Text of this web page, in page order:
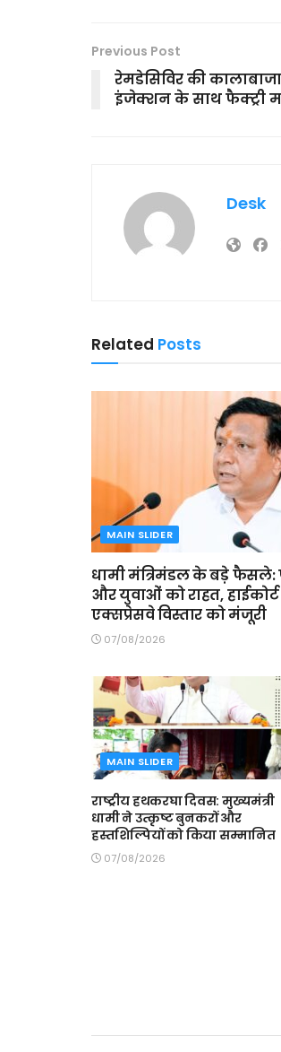
Previous Post
रेमडेसिविर की
इंजेक्शन के साथ फैक्ट्री
Desk
Related Posts
MAIN SLIDER
धामी मंत्रिमंडल के बड़े फैसले:
और युवाओं को राहत,
एक्सप्रेसवे विस्तार को मंजूरी
07/08/2026
MAIN SLIDER
राष्ट्रीय हथकरघा दिवस: मुख्यमंत्री
धामी ने उत्कृष्ट बुनकरों और
हस्तशिल्पियों को किया सम्मानित
07/08/2026